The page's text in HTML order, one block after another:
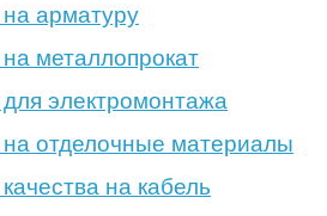
арматуру
металлопрокат
электромонтажа
отделочные материалы
на кабель